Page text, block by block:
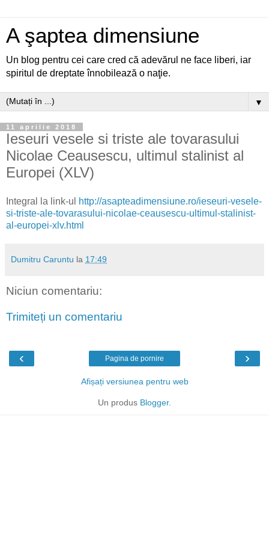
A şaptea dimensiune
Un blog pentru cei care cred că adevărul ne face liberi, iar
spiritul de dreptate înnobilează o naţie.
▼
11 aprilie 2018
Ieseuri vesele si triste ale tovarasului
Nicolae Ceausescu, ultimul stalinist al
Europei (XLV)
Integral la link-ul
http://asapteadimensiune.ro/ieseuri-vesele-
si-triste-ale-tovarasului-nicolae-ceausescu-ultimul-stalinist-
al-europei-xlv.html
Dumitru Caruntu la 17:49
Niciun comentariu:
Trimiteți un comentariu
‹ ›
Pagina de pornire
Afișați versiunea pentru web
Un produs Blogger.